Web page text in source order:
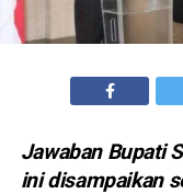
Jawaban Bupati
ini disampaikan